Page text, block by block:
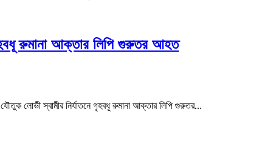
রুমানা আক্তার লিপি গুরুতর আহত
লোভী স্বামীর নির্যাতনে গৃহবধূ রুমানা আক্তার লিপি গুরুতর…